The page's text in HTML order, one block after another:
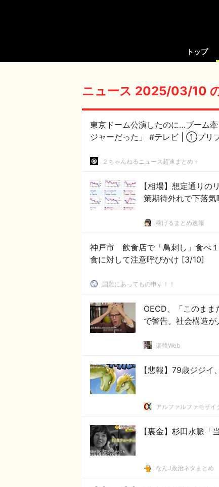
トップ
ニュース 2025/03/10
東京ドーム公演したのに…ブーム
ジャーだった」 #
２ちゃんねるニュース超速まとめ＋
【相場】想定通り
策期待外れで下落
稼げるまとめ速報
神戸市 飲食店で「鳥刺し」食べ
食に対して注意呼びかけ [3/10]
国難にあってもの申す！！
OECD、「このま
で警告。社会構造
楽韓Web
【悲報】79歳ジジ
アルファルファモザイ
【裏金】杉田水脈「
なんJ政治ネタまとめ